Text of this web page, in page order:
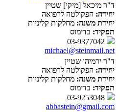
ד"ר מיכאל [מיקי] שטיין
יחידה: הפקולטה לרפואה
יחידת משנה: מחלקות קליניות
תפקיד: בדימוס
michael@steinmail.net
ד"ר ירמיהו שטיין
יחידה: הפקולטה לרפואה
יחידת משנה: מחלקות קליניות
תפקיד: בדימוס
abbastein@gmail.com